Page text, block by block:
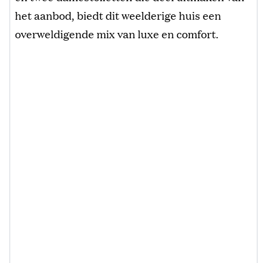
het aanbod, biedt dit weelderige huis een
overweldigende mix van luxe en comfort.